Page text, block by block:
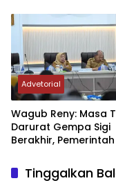
Advetorial
Wagub Reny: Masa
Darurat Gempa Sigi
Berakhir,
Tinggalkan